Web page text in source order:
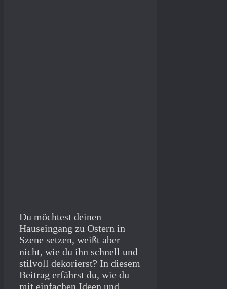
Du möchtest deinen
Hauseingang zu Ostern in
Szene setzen, weißt aber
nicht, wie du ihn schnell und
stilvoll dekorierst? In diesem
Beitrag erfährst du, wie du
mit einfachen Ideen und